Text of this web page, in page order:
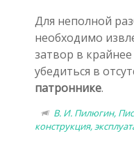
Для неполной
необходимо
затвор в
убедиться в
патроннике.
В. И. Пилюгин,
конструкция,